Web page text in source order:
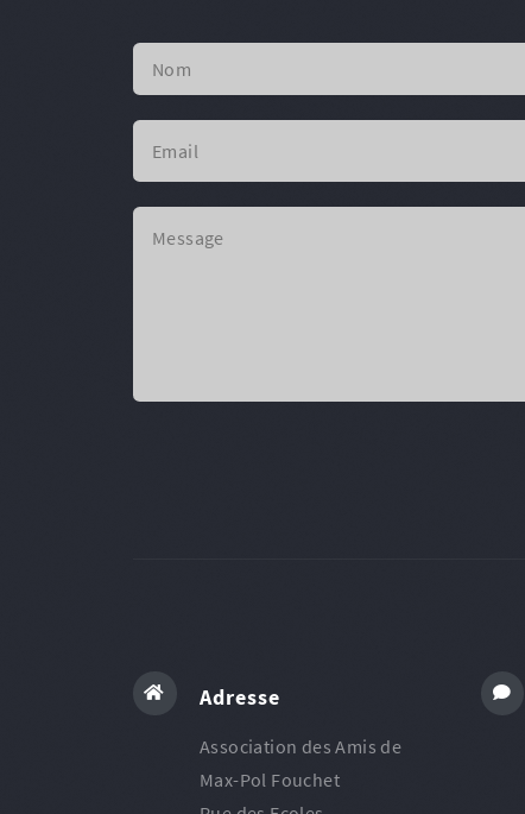
Adresse
Association des Amis de
Max-Pol Fouchet